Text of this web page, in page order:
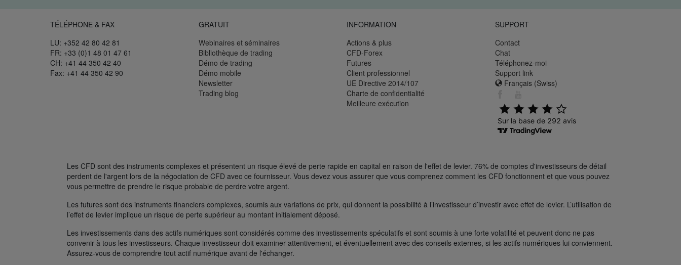
TÉLÉPHONE & FAX
LU: +352 42 80 42 81
FR: +33 (0)1 48 01 47 61
CH: +41 44 350 42 40
Fax: +41 44 350 42 90
GRATUIT
Webinaires et séminaires
Bibliothèque de trading
Démo de trading
Démo mobile
Newsletter
Trading blog
INFORMATION
Actions & plus
CFD-Forex
Futures
Client professionnel
UE Directive 2014/107
Charte de confidentialité
Meilleure exécution
SUPPORT
Contact
Chat
Téléphonez-moi
Support link
Français (Swiss)
Les CFD sont des instruments complexes et présentent un risque élevé de perte rapide en capital en raison de l'effet de levier. 76% de comptes d'investisseurs de détail
perdent de l'argent lors de la négociation de CFD avec ce fournisseur. Vous devez vous assurer que vous comprenez comment les CFD fonctionnent et que vous pouvez
vous permettre de prendre le risque probable de perdre votre argent.
Les futures sont des instruments financiers complexes, soumis aux variations de prix, qui donnent la possibilité à l’investisseur d’investir avec effet de levier. L’utilisation de
l’effet de levier implique un risque de perte supérieur au montant initialement déposé.
Les investissements dans des actifs numériques sont considérés comme des investissements spéculatifs et sont soumis à une forte volatilité et peuvent donc ne pas
convenir à tous les investisseurs. Chaque investisseur doit examiner attentivement, et éventuellement avec des conseils externes, si les actifs numériques lui conviennent.
Assurez-vous de comprendre tout actif numérique avant de l'échanger.